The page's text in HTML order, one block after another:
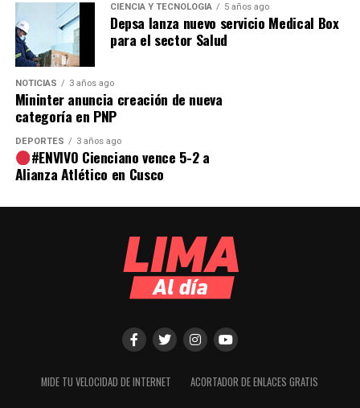
CIENCIA Y TECNOLOGÍA 5 años ago
Depsa lanza nuevo servicio Medical Box
para el sector Salud
NOTICIAS 3 años ago
Mininter anuncia creación de nueva
categoría en PNP
DEPORTES 3 años ago
#ENVIVO Cienciano vence 5-2 a
Alianza Atlético en Cusco
MIDE TU VELOCIDAD DE INTERNET ACORTADOR DE ENLACES GRATIS